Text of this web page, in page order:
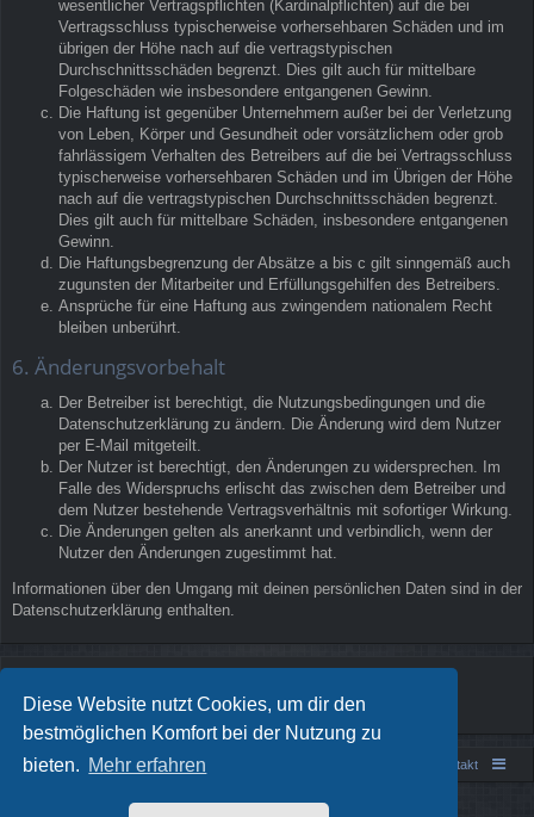
Diese Website nutzt Cookies, um dir den
bestmöglichen Komfort bei der Nutzung zu
bieten. Mehr erfahren
wesentlicher Vertragspflichten (Kardinalpflichten) auf die bei
Vertragsschluss typischerweise vorhersehbaren Schäden und im
übrigen der Höhe nach auf die vertragstypischen
Durchschnittsschäden begrenzt. Dies gilt auch für mittelbare
Folgeschäden wie insbesondere entgangenen Gewinn.
Die Haftung ist gegenüber Unternehmern außer bei der Verletzung
von Leben, Körper und Gesundheit oder vorsätzlichem oder grob
fahrlässigem Verhalten des Betreibers auf die bei Vertragsschluss
typischerweise vorhersehbaren Schäden und im Übrigen der Höhe
nach auf die vertragstypischen Durchschnittsschäden begrenzt.
Dies gilt auch für mittelbare Schäden, insbesondere entgangenen
Gewinn.
Die Haftungsbegrenzung der Absätze a bis c gilt sinngemäß auch
zugunsten der Mitarbeiter und Erfüllungsgehilfen des Betreibers.
Ansprüche für eine Haftung aus zwingendem nationalem Recht
bleiben unberührt.
6. Änderungsvorbehalt
Der Betreiber ist berechtigt, die Nutzungsbedingungen und die
Datenschutzerklärung zu ändern. Die Änderung wird dem Nutzer
per E-Mail mitgeteilt.
Der Nutzer ist berechtigt, den Änderungen zu widersprechen. Im
Falle des Widerspruchs erlischt das zwischen dem Betreiber und
dem Nutzer bestehende Vertragsverhältnis mit sofortiger Wirkung.
Die Änderungen gelten als anerkannt und verbindlich, wenn der
Nutzer den Änderungen zugestimmt hat.
Informationen über den Umgang mit deinen persönlichen Daten sind in der
Datenschutzerklärung enthalten.
Portal Foren-Übersicht Kontakt
Powered byphpBB® Forum Software © phpBB Limited